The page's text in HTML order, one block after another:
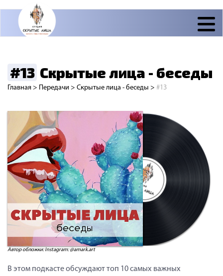
#13 Скрытые лица - беседы
Главная > Передачи > Скрытые лица - беседы > #13
Автор обложки: Instagram: @amark.art
В этом подкасте обсуждают топ 10 самых важных